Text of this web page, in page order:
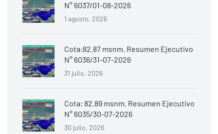
N° 6037/01-08-2026
1 agosto, 2026
Cota:82.87 msnm. Resumen Ejecutivo
N° 6036/31-07-2026
31 julio, 2026
Cota: 82.89 msnm. Resumen Ejecutivo
N° 6035/30-07-2026
30 julio, 2026